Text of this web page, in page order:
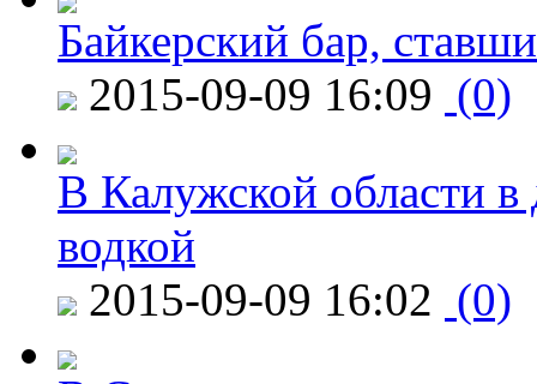
Байкерский бар,
2015-09-09 16:09 (0)
В Калужской области в
водкой
2015-09-09 16:02 (0)